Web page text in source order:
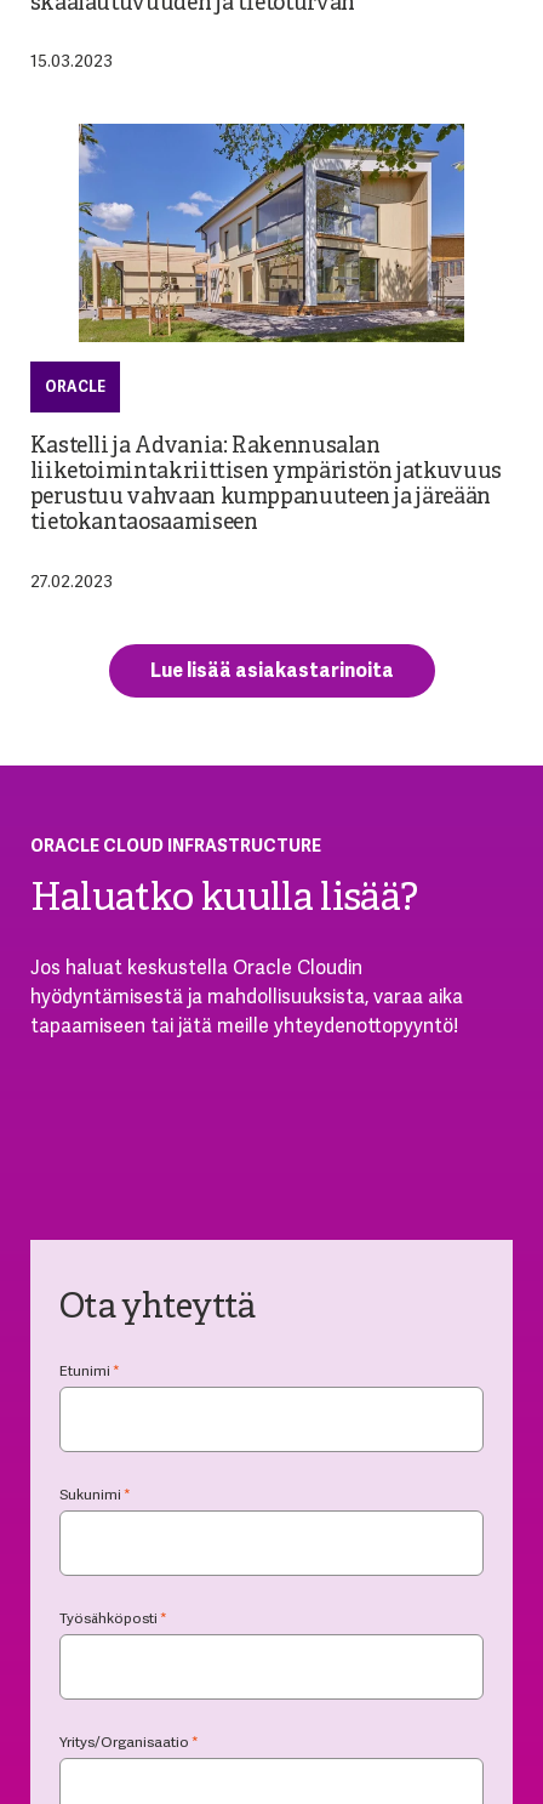
15.03.2023
ORACLE
Kastelli ja Advania: Rakennusalan
liiketoimintakriittisen ympäristön jatkuvuus
perustuu vahvaan kumppanuuteen ja järeään
tietokantaosaamiseen
27.02.2023
Lue lisää asiakastarinoita
ORACLE CLOUD INFRASTRUCTURE
Haluatko kuulla lisää?
Jos haluat keskustella Oracle Cloudin
hyödyntämisestä ja mahdollisuuksista, varaa aika
tapaamiseen tai jätä meille yhteydenottopyyntö!
Ota yhteyttä
Etunimi*
Sukunimi*
Työsähköposti*
Yritys/Organisaatio*